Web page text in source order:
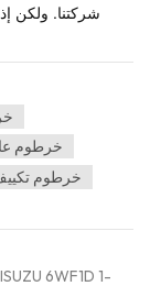
شركتنا. ولكن
خرطوم
خرطوم